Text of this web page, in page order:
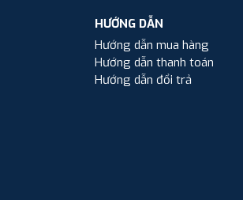
HƯỚNG DẪN
Hướng dẫn mua hàng
Hướng dẫn thanh toán
Hướng dẫn đổi trả